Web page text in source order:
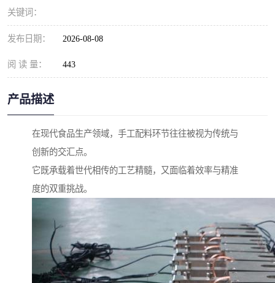
关键词：
发布日期： 2026-08-08
阅 读 量： 443
产品描述
在现代食品生产领域，手工配料环节往往被视为传统与
创新的交汇点。
它既承载着世代相传的工艺精髓，又面临着效率与精准
度的双重挑战。